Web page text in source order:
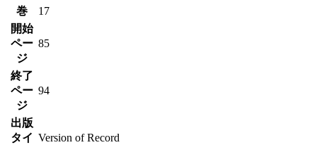
巻
17
開始
ペー
ジ
85
終了
ペー
ジ
94
出版
タイ Version of Record